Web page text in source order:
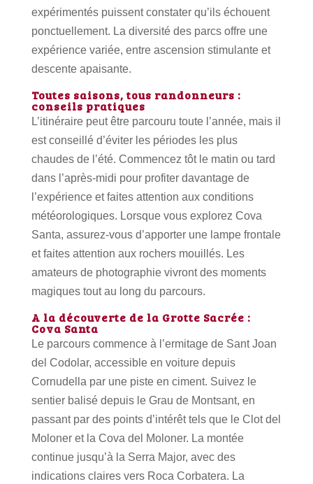
expérimentés puissent constater qu’ils échouent
ponctuellement. La diversité des parcs offre une
expérience variée, entre ascension stimulante et
descente apaisante.
Toutes saisons, tous randonneurs :
conseils pratiques
L’itinéraire peut être parcouru toute l’année, mais il
est conseillé d’éviter les périodes les plus
chaudes de l’été. Commencez tôt le matin ou tard
dans l’après-midi pour profiter davantage de
l’expérience et faites attention aux conditions
météorologiques. Lorsque vous explorez Cova
Santa, assurez-vous d’apporter une lampe frontale
et faites attention aux rochers mouillés. Les
amateurs de photographie vivront des moments
magiques tout au long du parcours.
A la découverte de la Grotte Sacrée :
Cova Santa
Le parcours commence à l’ermitage de Sant Joan
del Codolar, accessible en voiture depuis
Cornudella par une piste en ciment. Suivez le
sentier balisé depuis le Grau de Montsant, en
passant par des points d’intérêt tels que le Clot del
Moloner et la Cova del Moloner. La montée
continue jusqu’à la Serra Major, avec des
indications claires vers Roca Corbatera. La